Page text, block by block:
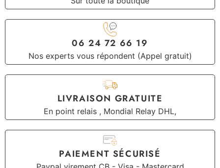
06 24 72 66 19
Nos experts vous répondent (Appel gratuit)
LIVRAISON GRATUITE
En point relais , Mondial Relay DHL,
PAIEMENT SÉCURISÉ